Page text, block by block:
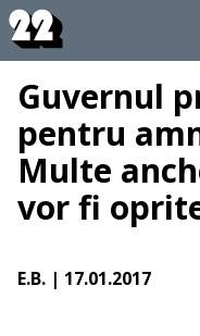
Guvernul
pentru
Multe
vor fi
E.B. | 17.01.2017